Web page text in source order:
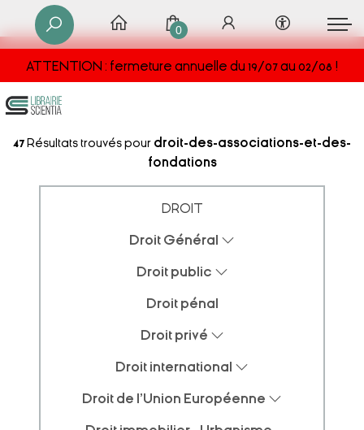
ATTENTION : fermeture annuelle du 19/07 au 02/08 !
0
47 Résultats trouvés pour droit-des-associations-et-des-
fondations
DROIT
Droit Général
Droit public
Droit pénal
Droit privé
Droit international
Droit de l'Union Européenne